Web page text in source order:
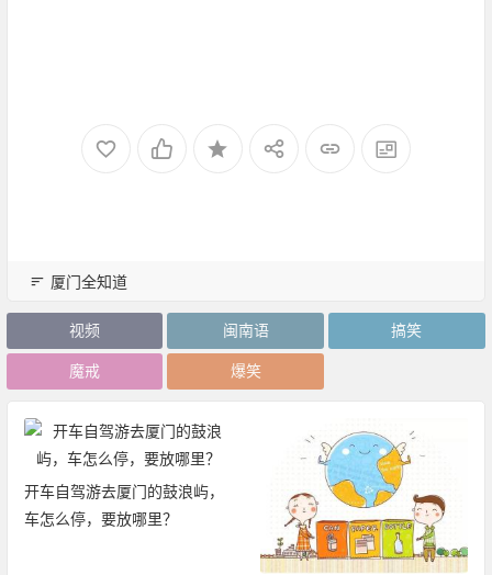
厦门全知道
视频 闽南语 搞笑
魔戒 爆笑
开车自驾游去厦门的鼓浪屿，
车怎么停，要放哪里？